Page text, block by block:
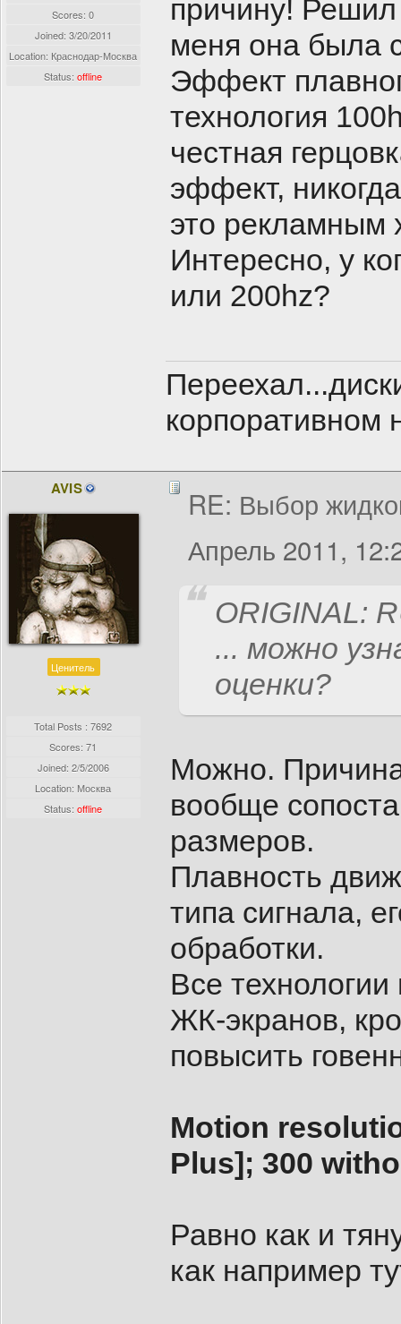
Scores: 0
Joined: 3/20/2011
Location: Краснодар-Москва
Status:offline
причину!
меня она была
Эффект
технология
честная
эффект,
это рекламным
Интересно, у
или 200hz?
корпоративном
AVIS
Ценитель
Total Posts : 7692
Scores: 71
Joined: 2/5/2006
Location: Москва
Status:offline
RE: Выбор
Апрель 2011,
ORIGINAL:
... можно
оценки?
Можно.
вообще
размеров.
Плавность
типа сигнала,
обработки.
Все
ЖК-экранов,
повысить
Motion
Plus]; 300
Равно как и
как например